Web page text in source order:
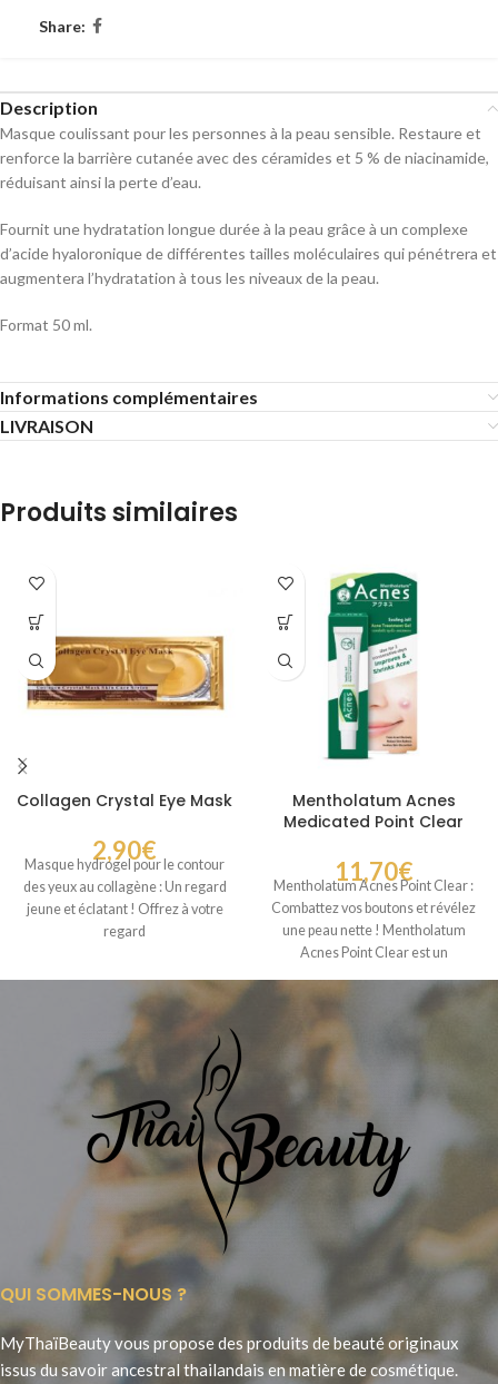
Share:
Description
Masque coulissant pour les personnes à la peau sensible. Restaure et
renforce la barrière cutanée avec des céramides et 5 % de niacinamide,
réduisant ainsi la perte d’eau.
Fournit une hydratation longue durée à la peau grâce à un complexe
d’acide hyaloronique de différentes tailles moléculaires qui pénétrera et
augmentera l’hydratation à tous les niveaux de la peau.
Format 50 ml.
Informations complémentaires
LIVRAISON
Produits similaires
Collagen Crystal Eye Mask
2,90€
Masque hydrogel pour le contour
des yeux au collagène : Un regard
jeune et éclatant ! Offrez à votre
regard
Mentholatum Acnes
Medicated Point Clear
11,70€
Mentholatum Acnes Point Clear :
Combattez vos boutons et révélez
une peau nette ! Mentholatum
Acnes Point Clear est un
QUI SOMMES-NOUS ?
MyThaïBeauty vous propose des produits de beauté originaux
issus du savoir ancestral thailandais en matière de cosmétique.